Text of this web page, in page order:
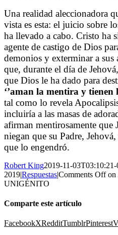
Una realidad aleccionadora
vista es esta: el juicio sobre
ha llevado a cabo. Cristo ha
agente de castigo de Dios
demonios y exterminar a sus
que, durante el día de
que Dios le ha dado para
‘’aman la mentira y
tal como lo revela
incluiría a las masas de
afirman mentirosamente que
niegan que su Padre,
que lo engendró.
Robert King2019-11-
2019|Respuestas|Comments Offon
UNIGÉNITO
Comparte este artículo
FacebookXRedditTumblrPinterest